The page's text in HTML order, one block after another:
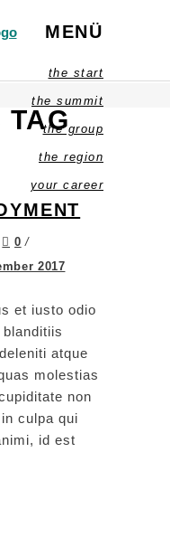
MENÜ
the start
the summit
the group
the region
your career
TAG
0
2017
et iusto odio
atque
molestias
non
culpa qui
id est